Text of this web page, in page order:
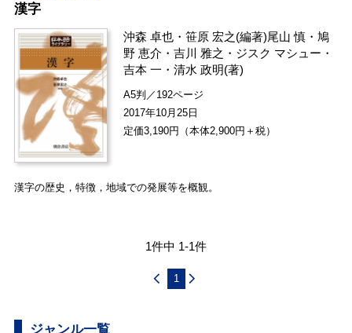
漢字
沖森 卓也 ・笹原 宏之(編著)尾山 慎 ・鳩
野 恵介 ・吉川 雅之 ・ ジスク マシュー ・
吉本 一 ・清水 政明(著)
A5判／192ページ
2017年10月25日
定価3,190円（本体2,900円＋税）
漢字の歴史，特徴，地域での発展等を概観。
1件中 1-1件
1
ジャンル一覧